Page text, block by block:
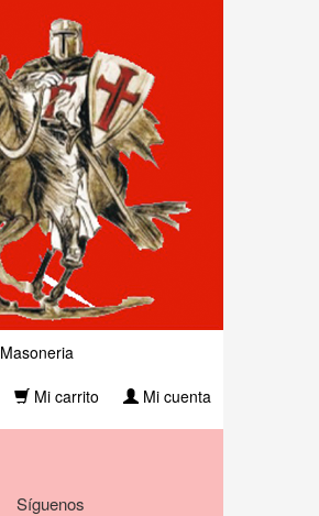
Masoneria
Mi carrito
Mi cuenta
Síguenos